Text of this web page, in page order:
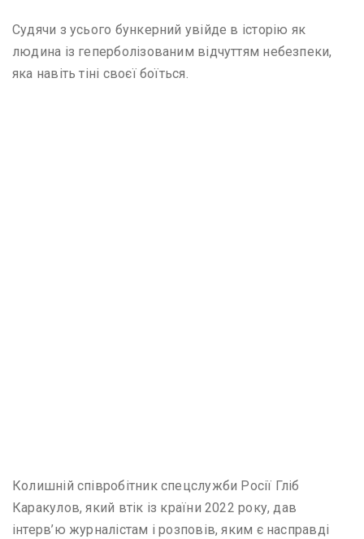
Судячи з усього бункерний увійде в історію як
людина із геперболізованим відчуттям небезпеки,
яка навіть тіні своєї боїться.
Колишній співробітник спецслужби Росії Гліб
Каракулов, який втік із країни 2022 року, дав
інтерв’ю журналістам і розповів, яким є насправді